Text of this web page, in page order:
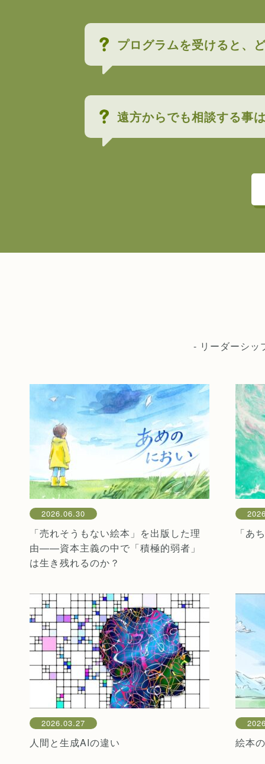
プログラムを受けると、
遠方からでも相談する事
- リーダーシッ
2026.06.30
「売れそうもない絵本」を出版した理
由——資本主義の中で「積極的弱者」
は生き残れるのか？
「あ
2026.03.27
人間と生成AIの違い 絵本